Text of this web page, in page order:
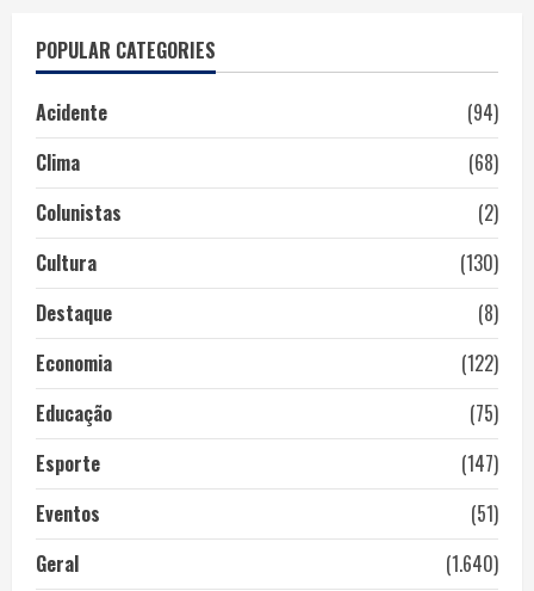
POPULAR CATEGORIES
Acidente
(94)
Clima
(68)
Colunistas
(2)
Cultura
(130)
Destaque
(8)
Economia
(122)
Educação
(75)
Esporte
(147)
Eventos
(51)
Geral
(1.640)